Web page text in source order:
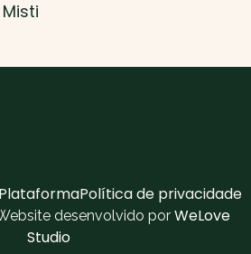
Política de privacidade
desenvolvido por WeLove
Studio